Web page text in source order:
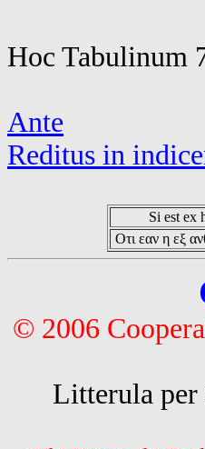
Hoc Tabulinum
Ante
Reditus in
Si est ex
Οτι εαν η εξ
© 2006
Litterula